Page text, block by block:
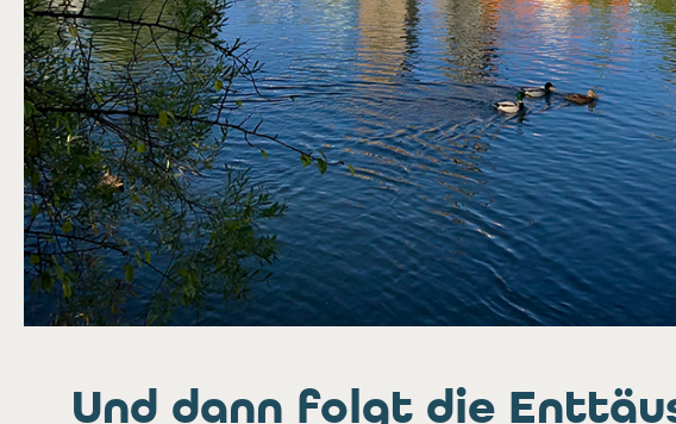
Und dann folgt die